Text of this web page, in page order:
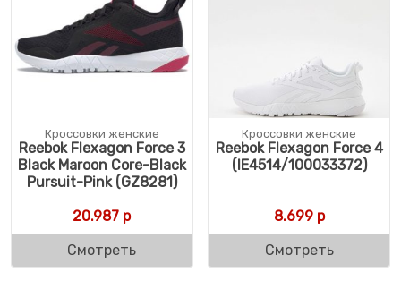
Кроссовки женские
Reebok Flexagon Force 3
Black Maroon Core-Black
Pursuit-Pink (GZ8281)
20.987 р
Смотреть
Кроссовки женские
Reebok Flexagon Force 4
(IE4514/100033372)
8.699р
Смотреть